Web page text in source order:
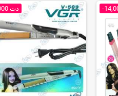
-65,000 دت